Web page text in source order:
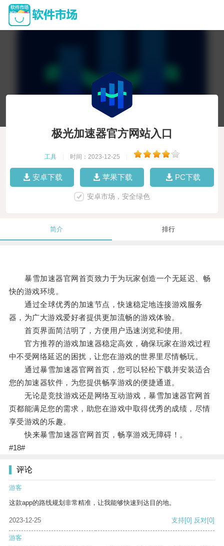
极光加速器官方网站入口
工具 时间：2023-12-25
安卓下载 苹果下载 PC下载
安卓市场，安全绿色
简介 排行
暴雪加速器官网首页致力于为玩家创造一个无延迟、畅
快的游戏环境。
通过全球优秀的加速节点，快速稳定地连接游戏服务
器，为广大游戏爱好者提供更加流畅的游戏体验。
首页界面简洁明了，方便用户迅速浏览和使用。
官方推荐的游戏加速器稳定高效，确保玩家在游戏过程
中不受网络延迟的困扰，让您在游戏的世界里尽情畅玩。
通过暴雪加速器官网首页，您可以轻松下载并安装适合
您的加速器软件，为您提供畅享游戏的便捷通道。
无论是竞技游戏还是网络互动游戏，暴雪加速器官网首
页都能满足您的需求，助您在游戏中取得优秀的成绩，尽情
享受游戏的乐趣。
快来暴雪加速器官网首页，畅享游戏无障碍！。
#18#
评论
游客
这款app的路线规划非常精准，让我能够快速到达目的地。
2023-12-25 支持[0] 反对[0]
游客